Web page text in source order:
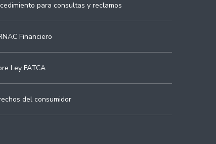
para consultas y reclamos
Financiero
Ley FATCA
del consumidor